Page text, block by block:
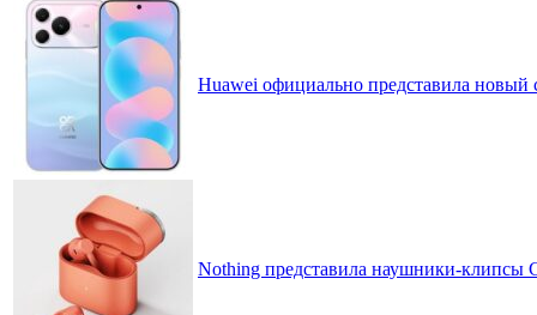
Huawei официально представила
Nothing представила наушники-клипсы